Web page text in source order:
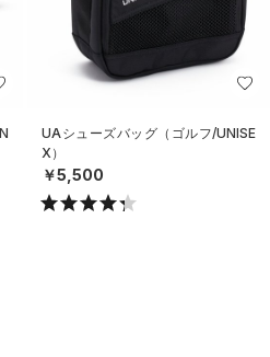
UAシューズバッグ（ゴルフ/UNISE
X）
￥5,500